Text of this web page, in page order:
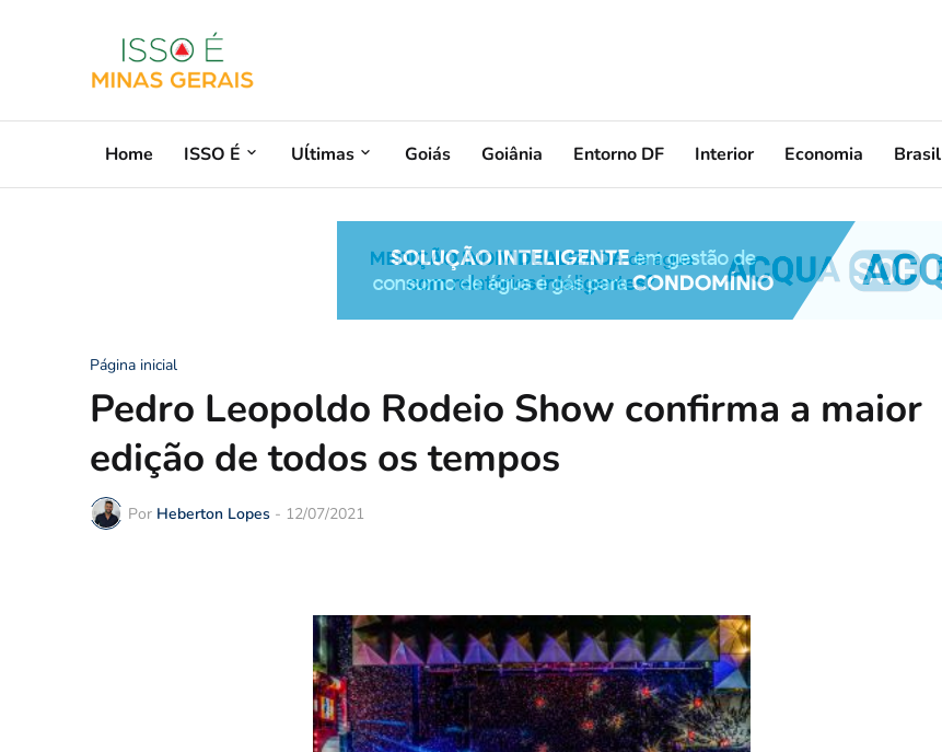
Home ISSO É Uĺtimas Goiás Goiânia Entorno DF Interior Economia Brasil
Página inicial
Pedro Leopoldo Rodeio Show confirma a maior
edição de todos os tempos
Por Heberton Lopes - 12/07/2021